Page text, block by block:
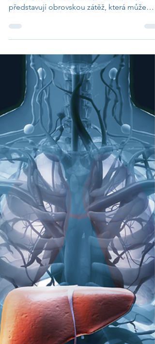
Vlny veder: Proč jsou
nebezpečné a jak se před nimi
chránit?
V extrémním horku nehrozí jen dehydratace
nebo spálení sluncem. Vysoké teploty
představují obrovskou zátěž, která může
zasáhnout téměř každý orgán.